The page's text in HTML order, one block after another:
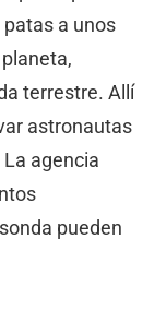
a unos
terrestre. Allí
astronautas
agencia
pueden